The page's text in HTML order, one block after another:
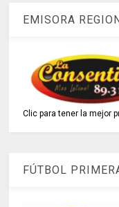
EMISORA
Clic para tener la mejor
FÚTBOL